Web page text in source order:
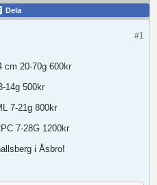
Dela
#1
cm 20-70g 600kr
14g 500kr
7-21g 800kr
7-28G 1200kr
i Åsbro!